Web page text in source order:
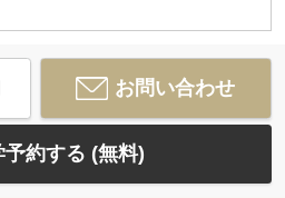
お問い合わせ
予約する (無料)